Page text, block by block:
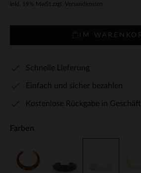
Inkl. 19% MwSt zzgl. Versandkosten
IM
Schnelle Lieferung
Einfach und sicher bezahlen
Kostenlose Rückgabe in
Farben